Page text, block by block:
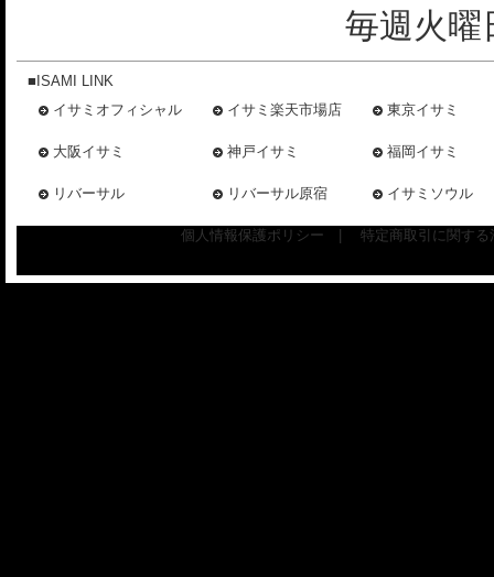
毎週火曜
■ISAMI LINK
イサミオフィシャル
イサミ楽天市場店 東京イサミ
大阪イサミ 神戸イサミ 福岡イサミ
リバーサル リバーサル原宿 イサミソウル
個人情報保護ポリシー 特定商取引に関す